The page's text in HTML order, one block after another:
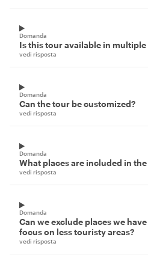
Domanda
Is this tour available in multiple
vedi risposta
Domanda
Can the tour be customized?
vedi risposta
Domanda
What places are included in
vedi risposta
Domanda
Can we exclude places we
focus on less touristy areas?
vedi risposta